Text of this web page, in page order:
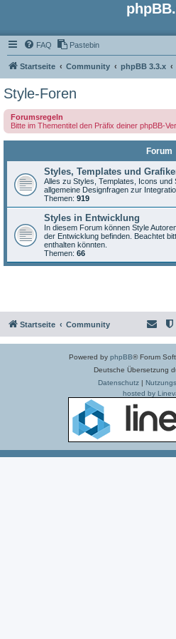
FAQ Pastebin
Startseite Community phpBB 3.3.x
Style-Foren
Forumsregeln
Bitte im Thementitel den Präfix deiner phpBB-
Forum
Styles, Templates und
Alles zu Styles, Templates, Icons und
allgemeine Designfragen zur
Themen: 919
Styles in Entwicklung
In diesem Forum können Style
der Entwicklung befinden. Beachtet
enthalten könnten.
Themen: 66
Startseite Community
Powered by phpBB® Forum
Deutsche Übersetzung
Datenschutz|
hosted by